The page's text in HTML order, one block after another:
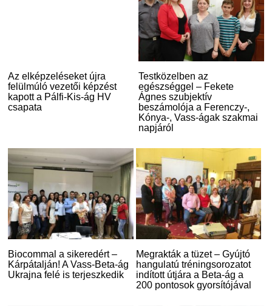
Az elképzeléseket újra
felülmúló vezetői képzést
kapott a Pálfi-Kis-ág HV
csapata
Testközelben az
egészséggel – Fekete
Ágnes szubjektív
beszámolója a Ferenczy-,
Kónya-, Vass-ágak szakmai
napjáról
Biocommal a sikeredért –
Kárpátalján! A Vass-Beta-ág
Ukrajna felé is terjeszkedik
Megrakták a tüzet – Gyújtó
hangulatú tréningsorozatot
indított útjára a Beta-ág a
200 pontosok gyorsítójával